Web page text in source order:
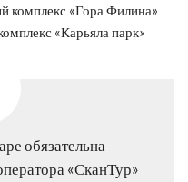
комплекс «Гора Филина»
«Карьяла парк»
обязательна
«СканТур»